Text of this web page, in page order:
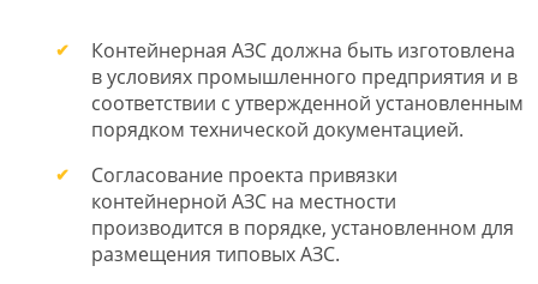
Контейнерная АЗС должна быть изготовлена
в условиях промышленного предприятия и в
соответствии с утвержденной установленным
порядком технической документацией.
Согласование проекта привязки
контейнерной АЗС на местности
производится в порядке, установленном для
размещения типовых АЗС.